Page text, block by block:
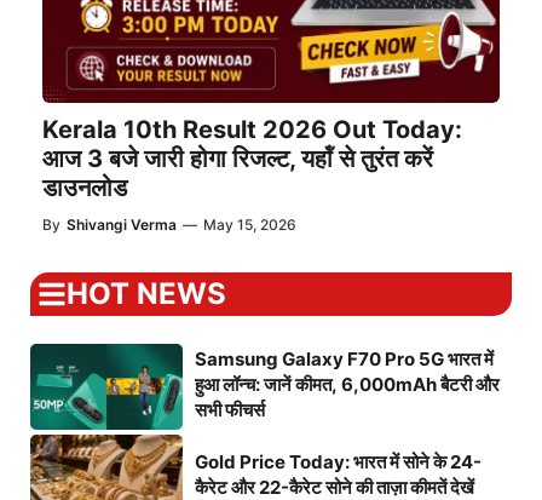
Kerala 10th Result 2026 Out Today:
आज 3 बजे जारी होगा रिजल्ट, यहॉं से तुरंत करें
डाउनलोड
By Shivangi Verma — May 15, 2026
HOT NEWS
Samsung Galaxy F70 Pro 5G भारत में
हुआ लॉन्च: जानें कीमत, 6,000mAh बैटरी और
सभी फीचर्स
Gold Price Today: भारत में सोने के 24-
कैरेट और 22-कैरेट सोने की ताज़ा कीमतें देखें